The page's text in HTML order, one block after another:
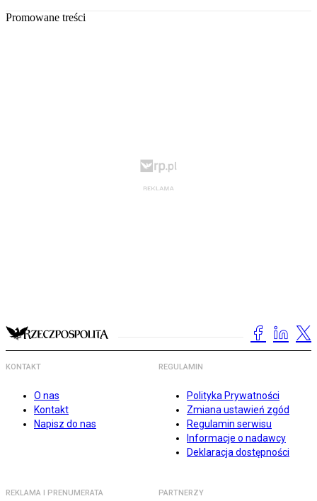
Promowane treści
KONTAKT
O nas
Kontakt
Napisz do nas
REGULAMIN
Polityka Prywatności
Zmiana ustawień zgód
Regulamin serwisu
Informacje o nadawcy
Deklaracja dostępności
REKLAMA I PRENUMERATA PARTNERZY